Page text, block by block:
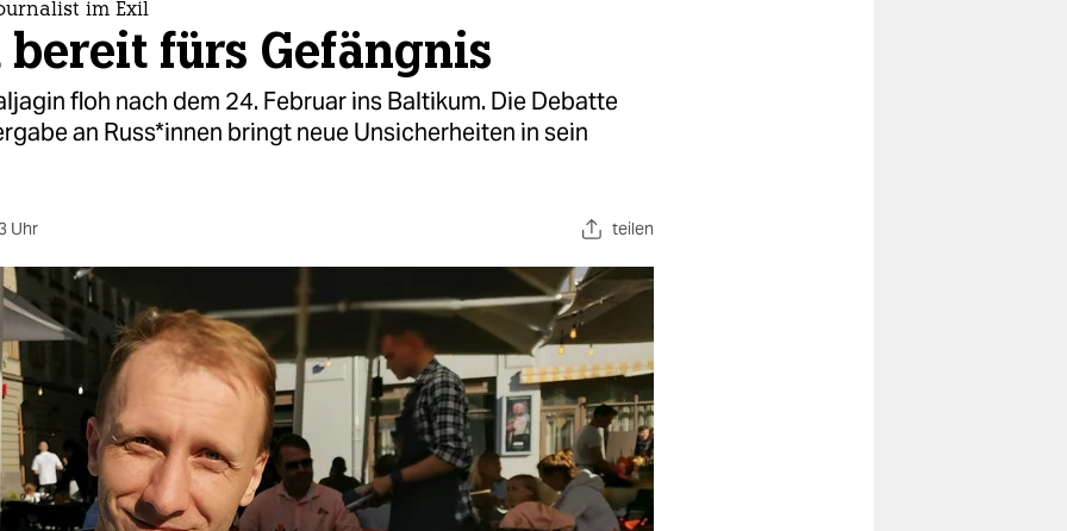
im Exil
fürs Gefängnis
floh nach dem 24. Februar ins Baltikum. Die Debatte
an Rus­s*in­nen bringt neue Unsicherheiten in sein
Uhr teilen